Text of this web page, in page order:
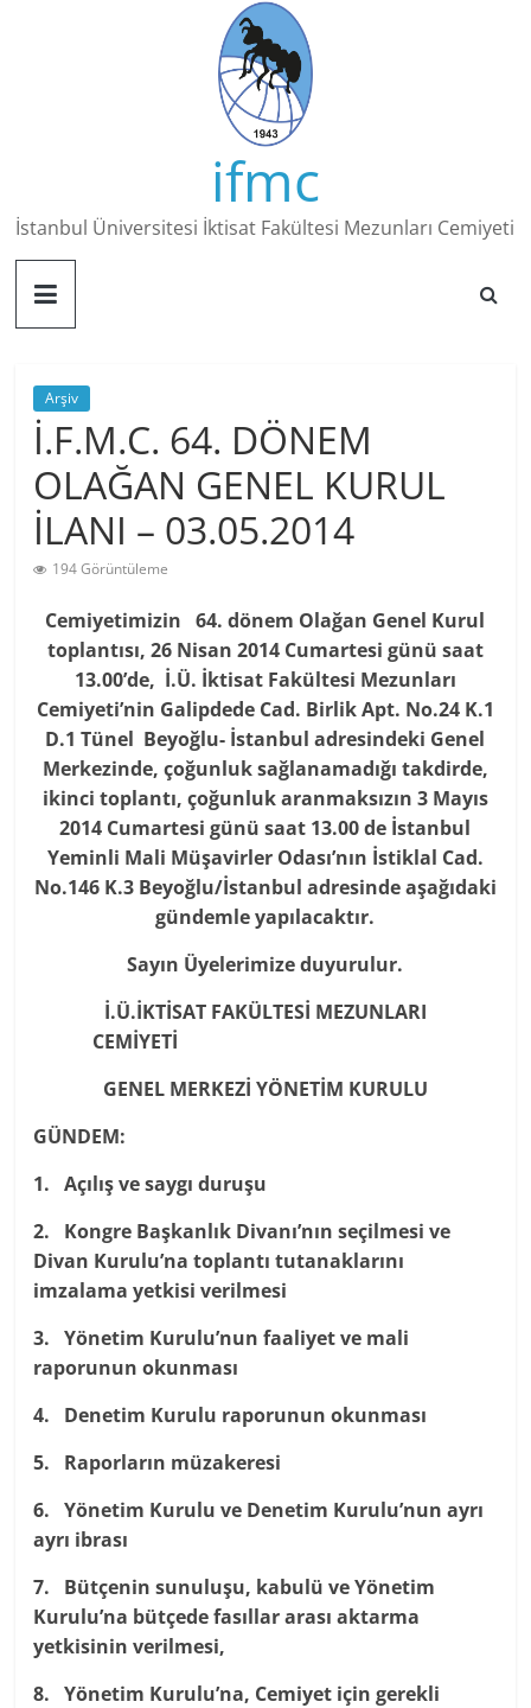
ifmc
İstanbul Üniversitesi İktisat Fakültesi Mezunları Cemiyeti
Arşiv
İ.F.M.C. 64. DÖNEM
OLAĞAN GENEL KURUL
İLANI – 03.05.2014
194 Görüntüleme
Cemiyetimizin 64. dönem Olağan Genel Kurul
toplantısı, 26 Nisan 2014 Cumartesi günü saat
13.00’de, İ.Ü. İktisat Fakültesi Mezunları
Cemiyeti’nin Galipdede Cad. Birlik Apt. No.24 K.1
D.1 Tünel Beyoğlu- İstanbul adresindeki Genel
Merkezinde, çoğunluk sağlanamadığı takdirde,
ikinci toplantı, çoğunluk aranmaksızın 3 Mayıs
2014 Cumartesi günü saat 13.00 de İstanbul
Yeminli Mali Müşavirler Odası’nın İstiklal Cad.
No.146 K.3 Beyoğlu/İstanbul adresinde aşağıdaki
gündemle yapılacaktır.
Sayın Üyelerimize duyurulur.
İ.Ü.İKTİSAT FAKÜLTESİ MEZUNLARI
CEMİYETİ
GENEL MERKEZİ YÖNETİM KURULU
GÜNDEM:
1. Açılış ve saygı duruşu
2. Kongre Başkanlık Divanı’nın seçilmesi ve
Divan Kurulu’na toplantı tutanaklarını
imzalama yetkisi verilmesi
3. Yönetim Kurulu’nun faaliyet ve mali
raporunun okunması
4. Denetim Kurulu raporunun okunması
5. Raporların müzakeresi
6. Yönetim Kurulu ve Denetim Kurulu’nun ayrı
ayrı ibrası
7. Bütçenin sunuluşu, kabulü ve Yönetim
Kurulu’na bütçede fasıllar arası aktarma
yetkisinin verilmesi,
8. Yönetim Kurulu’na, Cemiyet için gerekli